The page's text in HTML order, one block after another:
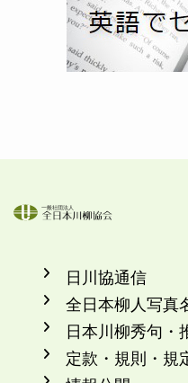
日川協通信
全日本柳人写真
日本川柳秀句・
定款・規則・規